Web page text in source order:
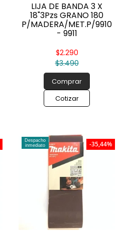
LIJA DE BANDA 3 X
18"3Pzs GRANO 180
P/MADERA/MET.P/9910
- 9911
$3.490
$2.290
Comprar
Cotizar
Despacho
inmediato
-35,44%